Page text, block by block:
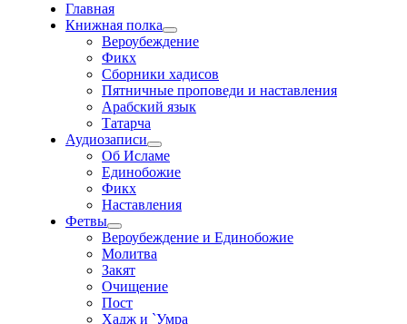
Главная
Книжная полка
Вероубеждение
Фикх
Сборники хадисов
Пятничные проповеди и наставления
Арабский язык
Татарча
Аудиозаписи
Об Исламе
Единобожие
Фикх
Наставления
Фетвы
Вероубеждение и Единобожие
Молитва
Закят
Очищение
Пост
Хадж и `Умра